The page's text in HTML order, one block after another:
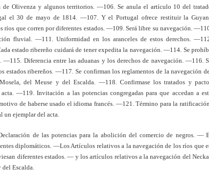
de Olivenza y algunos territorios. —106. Se anula el artículo 10 del
el 30 de mayo de 1814. —107. Y el Portugal ofrece restituir la
ríos que corren por diferentes estados. —109. Será libre su navegación.
fluvial. —111. Uniformidad en los aranceles de estos derechos.
estado ribereño cuidará de tener expedita la navegación. —114. Se
—115. Diferencia entre las aduanas y los derechos de navegación. —116.
estados ribereños. —117. Se confirman los reglamentos de la navegación
del Meuse y del Escalda. —118. Confirmase los tratados y
—119. Invitación a las potencias congregadas para que accedan a
de haberse usado el idioma francés. —121. Término para la
un ejemplar del acta.
de las potencias para la abolición del comercio de negros. —
diplomáticos. —Los Artículos relativos a la navegación de los ríos que
diferentes estados. — y los artículos relativos a la navegación del
Escalda.